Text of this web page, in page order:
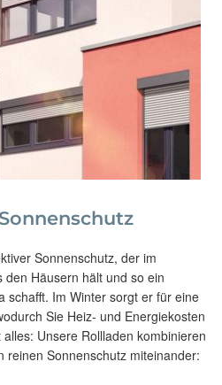
Sonnenschutz, der im
Häusern hält und so ein
schafft. Im Winter sorgt er für eine
Sie Heiz- und Energiekosten
Unsere Rollladen kombinieren
reinen Sonnenschutz miteinander: